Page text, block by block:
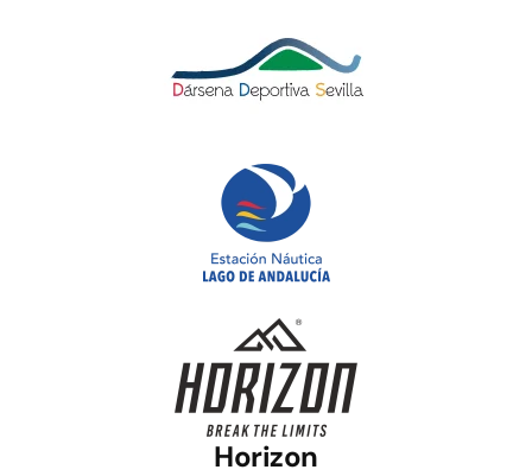
Horizon